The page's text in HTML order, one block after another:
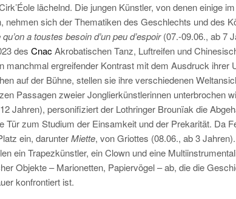
lächelnd. Die jungen Künstler, von denen einige
nehmen sich der Thematiken des Geschlechts und des
a toustes besoin d’un peu d’espoir(07.-09.06., ab 7
des Cnac Akrobatischen Tanz, Luftreifen und
manchmal ergreifender Kontrast mit dem Ausdruck ihrer
auf der Bühne, stellen sie ihre verschiedenen
Passagen zweier Jonglierkünstlerinnen unterbrochen
Jahren), personifiziert der Lothringer Brounïak die
Tür zum Studium der Einsamkeit und der Prekarität. Da
ein, darunterMiette, von Griottes (08.06., ab 3
ein Trapezkünstler, ein Clown und eine
Objekte – Marionetten, Papiervögel – ab, die die
konfrontiert ist.